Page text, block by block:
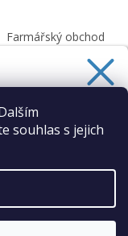
souhlas s jejich
Farmářský obchod
dle GDPR
. Všechna práva